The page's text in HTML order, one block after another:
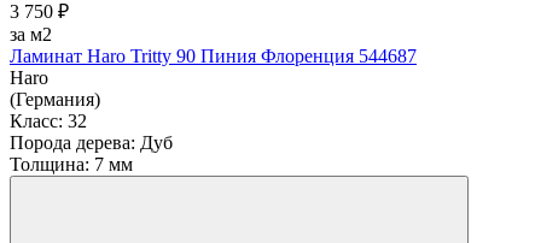
3 750 ₽
за м2
Ламинат Haro Tritty 90 Пиния Флоренция 544687
Haro
(Германия)
Класс: 32
Порода дерева: Дуб
Толщина: 7 мм